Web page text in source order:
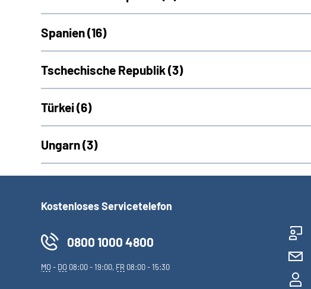
Spanien (16)
Tschechische Republik (3)
Türkei (6)
Ungarn (3)
Kostenloses Servicetelefon
0800 1000 4800
MO- DO 08:00 - 19:00, FR 08:00 - 15:30